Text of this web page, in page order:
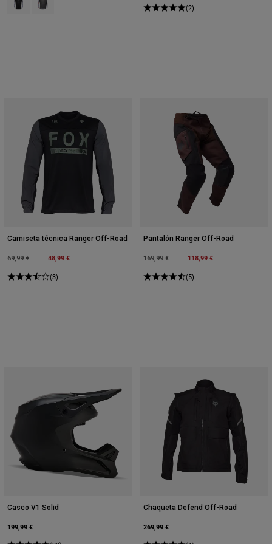
(2)
Camiseta técnica Ranger Off-Road
Price reduced from
69,99 €to 48,99 €
(3)
Pantalón Ranger Off-Road
Price reduced from
169,99 €to 118,99 €
(5)
Casco V1 Solid
199,99 €
Chaqueta Defend Off-Road
269,99 €